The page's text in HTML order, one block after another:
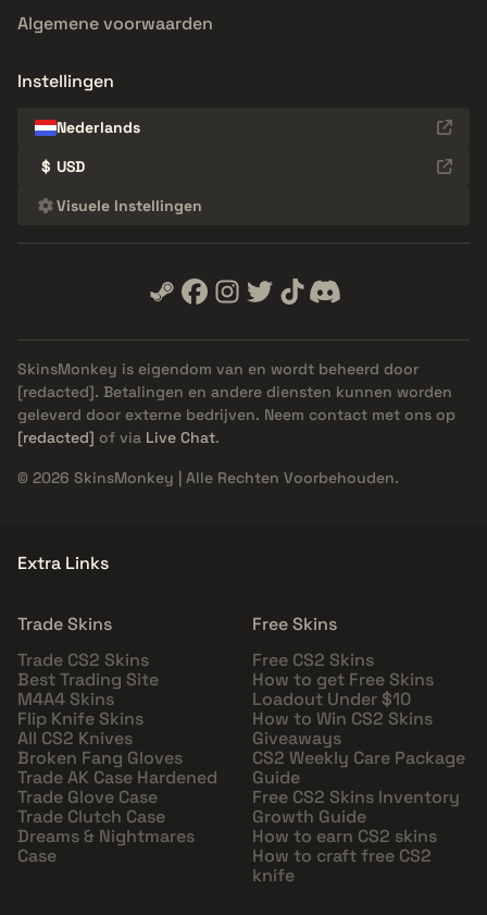
Algemene voorwaarden
Instellingen
Nederlands
$ USD
Visuele Instellingen
SkinsMonkey is eigendom van en wordt beheerd door
[redacted]. Betalingen en andere diensten kunnen worden
geleverd door externe bedrijven. Neem contact met ons op
[redacted] of via Live Chat.
© 2026 SkinsMonkey | Alle Rechten Voorbehouden.
Extra Links
Trade Skins
Trade CS2 Skins
Best Trading Site
M4A4 Skins
Flip Knife Skins
All CS2 Knives
Broken Fang Gloves
Trade AK Case Hardened
Trade Glove Case
Trade Clutch Case
Dreams & Nightmares
Case
Free Skins
Free CS2 Skins
How to get Free Skins
Loadout Under $10
How to Win CS2 Skins
Giveaways
CS2 Weekly Care Package
Guide
Free CS2 Skins Inventory
Growth Guide
How to earn CS2 skins
How to craft free CS2
knife